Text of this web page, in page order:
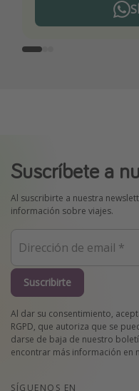
Suscríbete a
Al suscribirte a nuestra
información sobre viajes.
Suscribirte
Al dar su consentimiento,
RGPD, que autoriza que se
darse de baja de nuestro
encontrar más información en
SÍGUENOS EN